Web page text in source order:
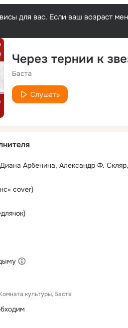
для вас. Если ваш возраст
Через тернии к
Баста
Слушать
cover)
культуры Баста